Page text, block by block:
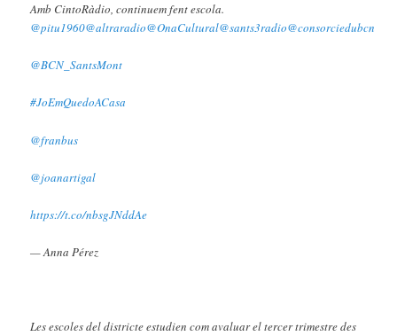
Amb CintoRàdio, continuem fent escola.
@pitu1960@altraradio@OnaCultural@sants3radio@consorciedubcn
@BCN_SantsMont
#JoEmQuedoACasa
@franbus
@joanartigal
https://t.co/nbsgJNddAe
— Anna Pérez
Les escoles del districte estudien com avaluar el tercer trimestre des